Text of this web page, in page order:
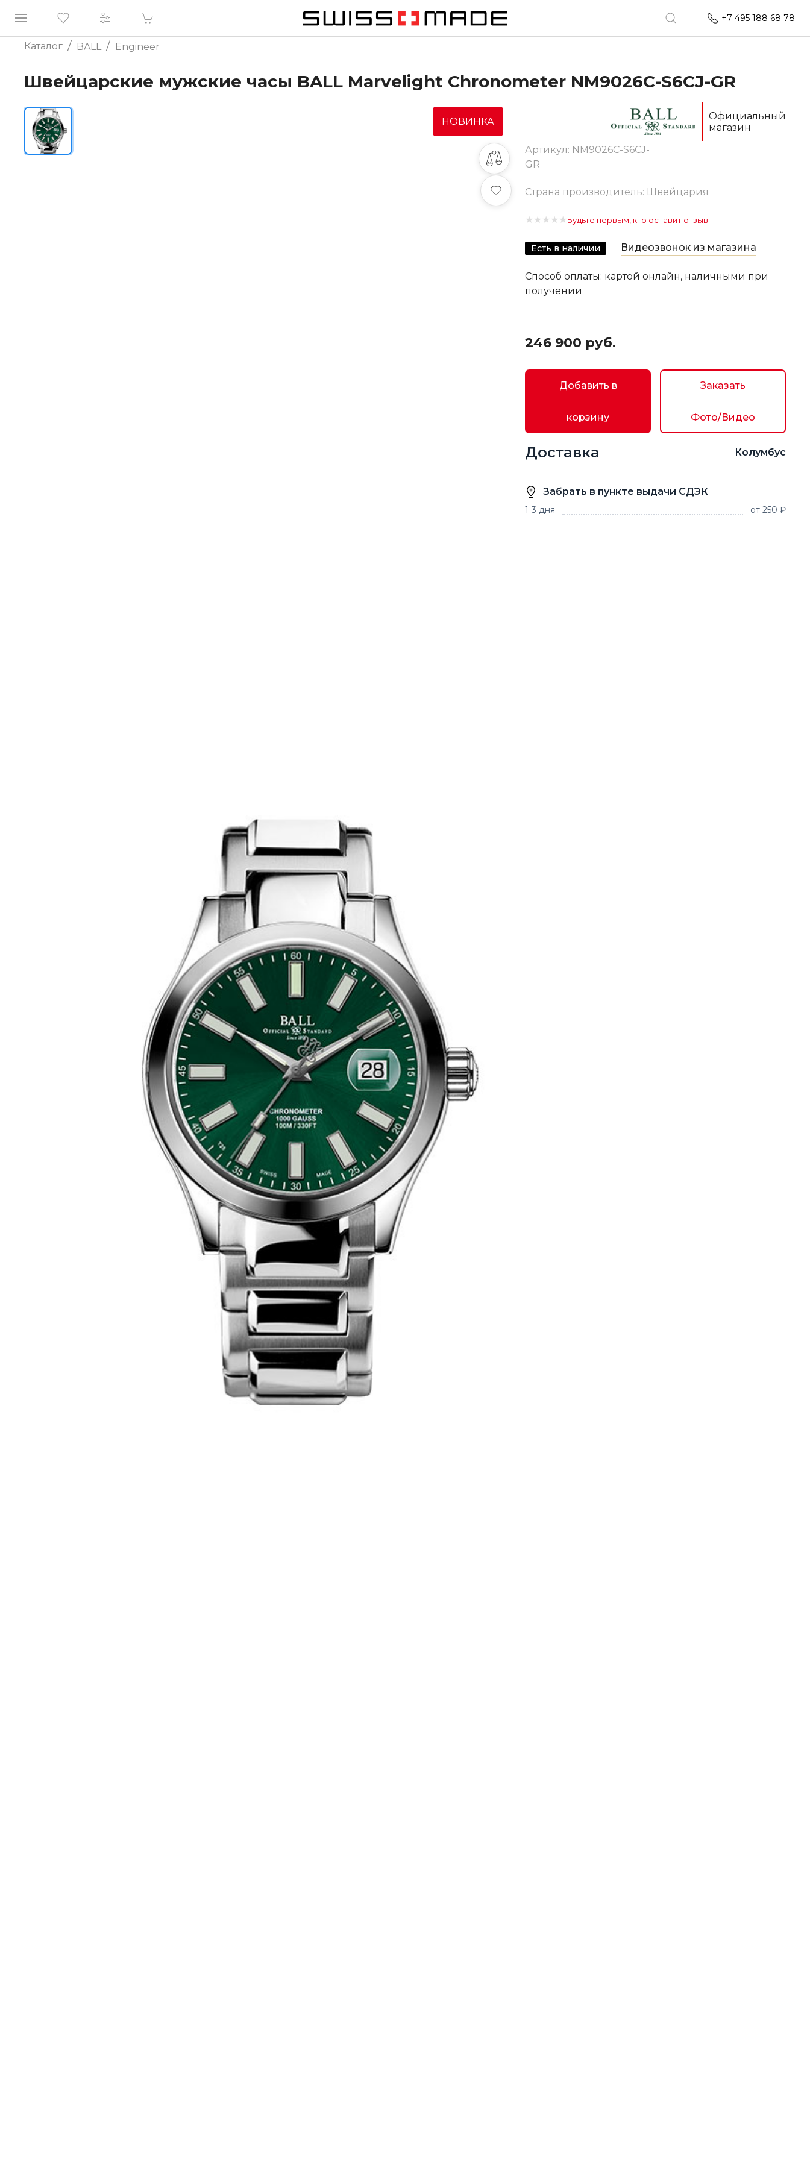
+7 495 188 68 78
Каталог / BALL / Engineer
Швейцарские мужские часы BALL Marvelight Chronometer NM9026C-S6CJ-GR
НОВИНКА
Официальный
магазин
Артикул: NM9026C-S6CJ-
GR
Страна производитель: Швейцария
★ ★ ★ ★ ★Будьте первым, кто оставит отзыв
Есть в наличии Видеозвонок из магазина
Способ оплаты: картой онлайн, наличными при
получении
246 900 руб.
Добавить в
корзину
Заказать
Фото/Видео
Доставка Колумбус
Забрать в пункте выдачи СДЭК
1-3 дня от 250 ₽